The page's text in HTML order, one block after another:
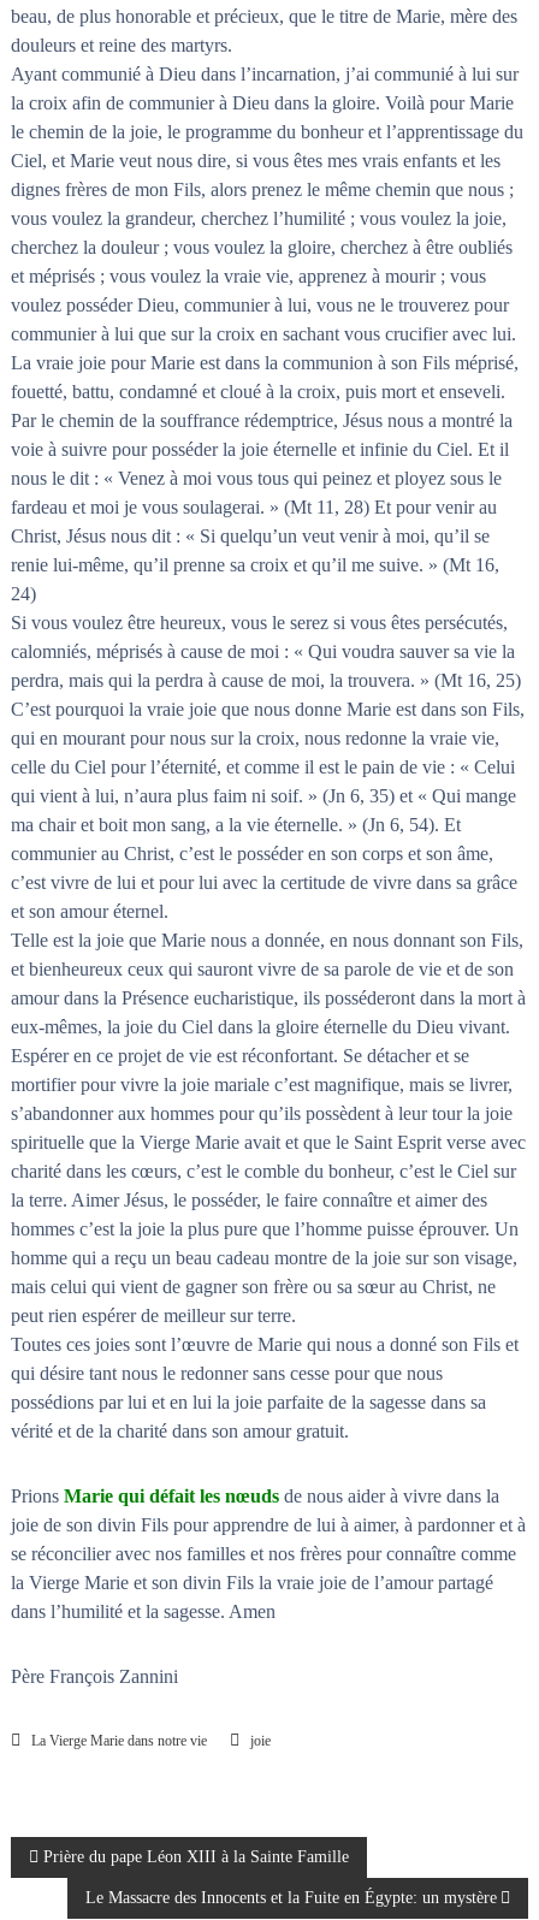
beau, de plus honorable et précieux, que le titre de Marie, mère des
douleurs et reine des martyrs.
Ayant communié à Dieu dans l’incarnation, j’ai communié à lui sur
la croix afin de communier à Dieu dans la gloire. Voilà pour Marie
le chemin de la joie, le programme du bonheur et l’apprentissage du
Ciel, et Marie veut nous dire, si vous êtes mes vrais enfants et les
dignes frères de mon Fils, alors prenez le même chemin que nous ;
vous voulez la grandeur, cherchez l’humilité ; vous voulez la joie,
cherchez la douleur ; vous voulez la gloire, cherchez à être oubliés
et méprisés ; vous voulez la vraie vie, apprenez à mourir ; vous
voulez posséder Dieu, communier à lui, vous ne le trouverez pour
communier à lui que sur la croix en sachant vous crucifier avec lui.
La vraie joie pour Marie est dans la communion à son Fils méprisé,
fouetté, battu, condamné et cloué à la croix, puis mort et enseveli.
Par le chemin de la souffrance rédemptrice, Jésus nous a montré la
voie à suivre pour posséder la joie éternelle et infinie du Ciel. Et il
nous le dit : « Venez à moi vous tous qui peinez et ployez sous le
fardeau et moi je vous soulagerai. » (Mt 11, 28) Et pour venir au
Christ, Jésus nous dit : « Si quelqu’un veut venir à moi, qu’il se
renie lui-même, qu’il prenne sa croix et qu’il me suive. » (Mt 16,
24)
Si vous voulez être heureux, vous le serez si vous êtes persécutés,
calomniés, méprisés à cause de moi : « Qui voudra sauver sa vie la
perdra, mais qui la perdra à cause de moi, la trouvera. » (Mt 16, 25)
C’est pourquoi la vraie joie que nous donne Marie est dans son Fils,
qui en mourant pour nous sur la croix, nous redonne la vraie vie,
celle du Ciel pour l’éternité, et comme il est le pain de vie : « Celui
qui vient à lui, n’aura plus faim ni soif. » (Jn 6, 35) et « Qui mange
ma chair et boit mon sang, a la vie éternelle. » (Jn 6, 54). Et
communier au Christ, c’est le posséder en son corps et son âme,
c’est vivre de lui et pour lui avec la certitude de vivre dans sa grâce
et son amour éternel.
Telle est la joie que Marie nous a donnée, en nous donnant son Fils,
et bienheureux ceux qui sauront vivre de sa parole de vie et de son
amour dans la Présence eucharistique, ils posséderont dans la mort à
eux-mêmes, la joie du Ciel dans la gloire éternelle du Dieu vivant.
Espérer en ce projet de vie est réconfortant. Se détacher et se
mortifier pour vivre la joie mariale c’est magnifique, mais se livrer,
s’abandonner aux hommes pour qu’ils possèdent à leur tour la joie
spirituelle que la Vierge Marie avait et que le Saint Esprit verse avec
charité dans les cœurs, c’est le comble du bonheur, c’est le Ciel sur
la terre. Aimer Jésus, le posséder, le faire connaître et aimer des
hommes c’est la joie la plus pure que l’homme puisse éprouver. Un
homme qui a reçu un beau cadeau montre de la joie sur son visage,
mais celui qui vient de gagner son frère ou sa sœur au Christ, ne
peut rien espérer de meilleur sur terre.
Toutes ces joies sont l’œuvre de Marie qui nous a donné son Fils et
qui désire tant nous le redonner sans cesse pour que nous
possédions par lui et en lui la joie parfaite de la sagesse dans sa
vérité et de la charité dans son amour gratuit.
Prions Marie qui défait les nœuds de nous aider à vivre dans la
joie de son divin Fils pour apprendre de lui à aimer, à pardonner et à
se réconcilier avec nos familles et nos frères pour connaître comme
la Vierge Marie et son divin Fils la vraie joie de l’amour partagé
dans l’humilité et la sagesse. Amen
Père François Zannini
La Vierge Marie dans notre vie joie
N Prière du pape Léon XIII à la Sainte Famille
Le Massacre des Innocents et la Fuite en Égypte: un mystère